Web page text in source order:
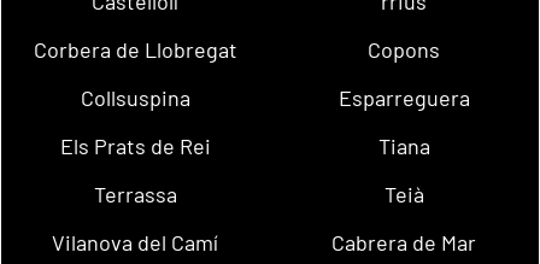
Corbera de Llobregat
Copons
Collsuspina
Esparreguera
Els Prats de Rei
Tiana
Terrassa
Teià
Vilanova del Camí
Cabrera de Mar